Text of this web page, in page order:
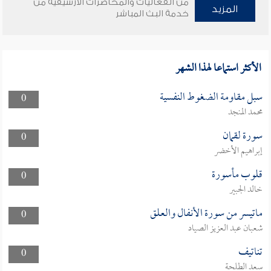
المزيد
من الفعاليات والمحاضرات الأرشيفية من
خدمة البث المباشر
الأكثر استماعا لهذا الشهر
0 سبل مقاومة الضغوط النفسية
محمد المنجد
0
سورة لقمان
إبراهيم الأخضر
0
قلوب مأسورة
خالد الجبير
0
ماتيسر من سورة الأنفال والعلق
شعبان عبد العزيز الصياد
0
تناتيف